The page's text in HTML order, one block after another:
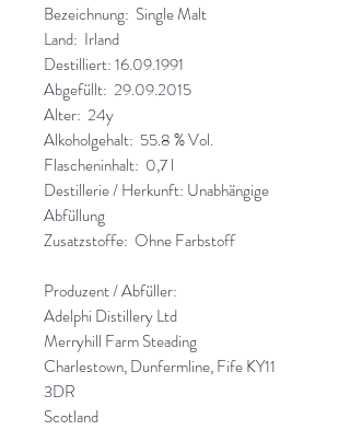
Bezeichnung: Single Malt
Land: Irland
Destilliert: 16.09.1991
Abgefüllt: 29.09.2015
Alter: 24y
Alkoholgehalt: 55.8 % Vol.
Flascheninhalt: 0,7 l
Destillerie / Herkunft: Unabhängige
Abfüllung
Zusatzstoffe: Ohne Farbstoff
Produzent / Abfüller:
Adelphi Distillery Ltd
Merryhill Farm Steading
Charlestown, Dunfermline, Fife KY11
3DR
Scotland